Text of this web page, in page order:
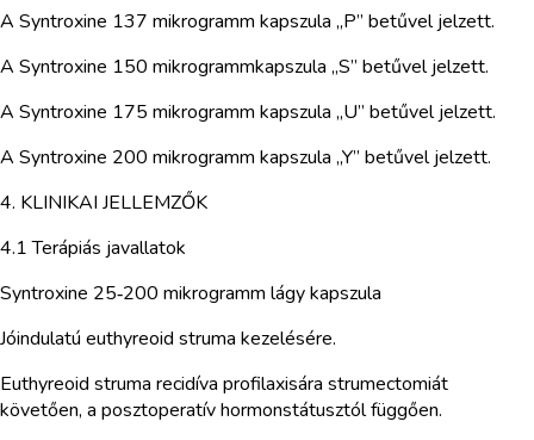
A Syntroxine 137 mikrogramm kapszula „P” betűvel jelzett.
A Syntroxine 150 mikrogrammkapszula „S” betűvel jelzett.
A Syntroxine 175 mikrogramm kapszula „U” betűvel jelzett.
A Syntroxine 200 mikrogramm kapszula „Y” betűvel jelzett.
4. KLINIKAI JELLEMZŐK
4.1 Terápiás javallatok
Syntroxine 25‑200 mikrogramm lágy kapszula
Jóindulatú euthyreoid struma kezelésére.
Euthyreoid struma recidíva profilaxisára strumectomiát
követően, a posztoperatív hormonstátusztól függően.